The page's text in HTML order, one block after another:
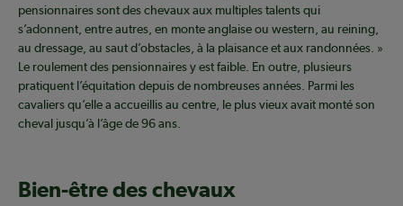
pensionnaires sont des chevaux aux multiples talents qui
s’adonnent, entre autres, en monte anglaise ou western, au reining,
au dressage, au saut d’obstacles, à la plaisance et aux randonnées. »
Le roulement des pensionnaires y est faible. En outre, plusieurs
pratiquent l’équitation depuis de nombreuses années. Parmi les
cavaliers qu’elle a accueillis au centre, le plus vieux avait monté son
cheval jusqu’à l’âge de 96 ans.
Bien-être des chevaux